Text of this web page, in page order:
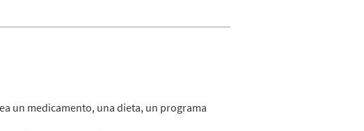
un medicamento, una dieta, un programa